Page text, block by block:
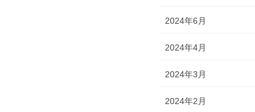
2024年6月
2024年4月
2024年3月
2024年2月